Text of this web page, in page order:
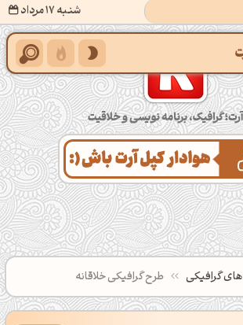
شنبه 17 مرداد
کپل‌آرت؛ گرافیک، برنامه‌نویسی و خلاقیت
گرافیکی طرح گرافیکی خلاقانه